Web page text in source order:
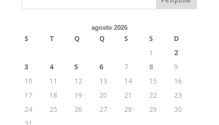
agosto 2026
S T Q Q S S
D
1
2
3
4 5 6 7 8
9
10
11 12 13 14 15
16
17
18 19 20 21 22
23
24
25 26 27 28 29
30